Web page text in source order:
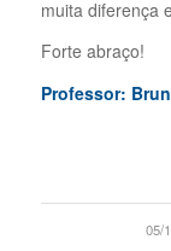
muita diferença
Forte abraço!
Professor:
05/
/